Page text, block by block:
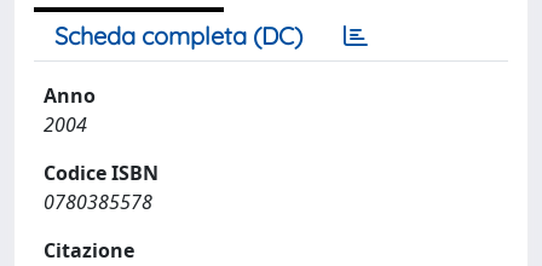
Scheda completa (DC)
Anno
2004
Codice ISBN
0780385578
Citazione